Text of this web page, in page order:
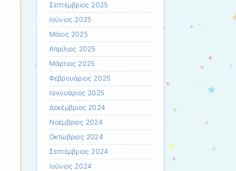
Σεπτέμβριος 2025
Ιούνιος 2025
Μάιος 2025
Απρίλιος 2025
Μάρτιος 2025
Φεβρουάριος 2025
Ιανουάριος 2025
Δεκέμβριος 2024
Νοέμβριος 2024
Οκτώβριος 2024
Σεπτέμβριος 2024
Ιούνιος 2024